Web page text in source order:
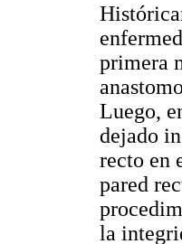
primera
Luego,
dejado
recto en
pared
la